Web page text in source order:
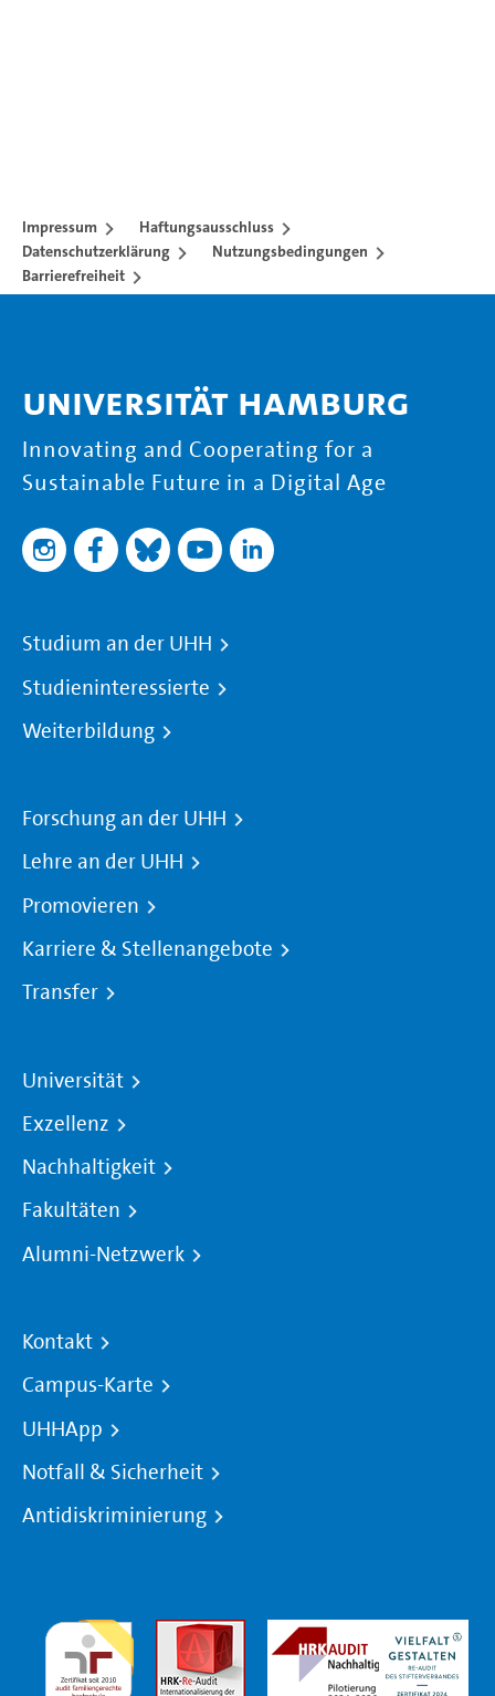
Impressum
Haftungsausschluss
Datenschutzerklärung
Nutzungsbedingungen
Barrierefreiheit
Universität Hamburg
Innovating and Cooperating for a
Sustainable Future in a Digital Age
Studium an der UHH
Studieninteressierte
Weiterbildung
Forschung an der UHH
Lehre an der UHH
Promovieren
Karriere & Stellenangebote
Transfer
Universität
Exzellenz
Nachhaltigkeit
Fakultäten
Alumni-Netzwerk
Kontakt
Campus-Karte
UHHApp
Notfall & Sicherheit
Antidiskriminierung